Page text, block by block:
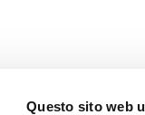
Questo sito web